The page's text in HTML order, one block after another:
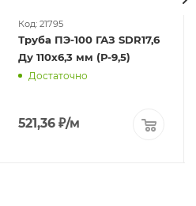
Код: 21795
Труба ПЭ-100 ГАЗ SDR17,6
Ду 110х6,3 мм (Р-9,5)
Достаточно
521,36₽/м